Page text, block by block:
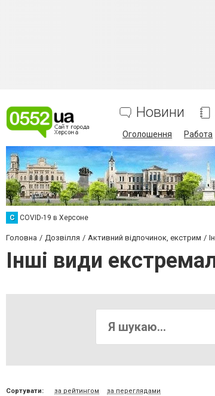
Новини
Оголошення Работа
C COVID-19 в Херсоне
Головна Дозвілля Активний відпочинок, екстрим
Інші види
Сортувати: за рейтингом за переглядами